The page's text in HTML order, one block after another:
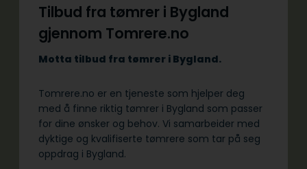
Tilbud fra tømrer i Bygland
gjennom Tomrere.no
Motta tilbud fra tømrer i Bygland.
Tomrere.no er en tjeneste som hjelper deg
med å finne riktig tømrer i Bygland som passer
for dine ønsker og behov. Vi samarbeider med
dyktige og kvalifiserte tømrere som tar på seg
oppdrag i Bygland.